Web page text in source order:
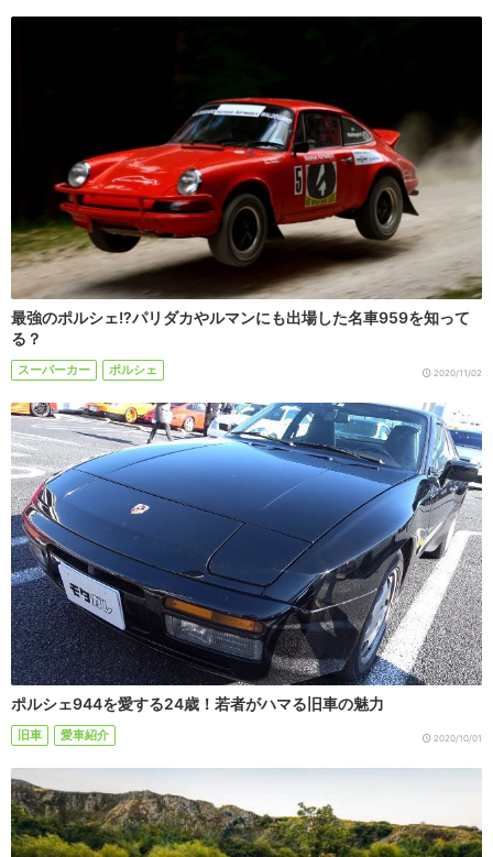
最強のポルシェ!?パリダカやルマンにも出場した名車959を知って
る？
スーパーカー ポルシェ 2020/11/02
ポルシェ944を愛する24歳！若者がハマる旧車の魅力
旧車 愛車紹介 2020/10/01